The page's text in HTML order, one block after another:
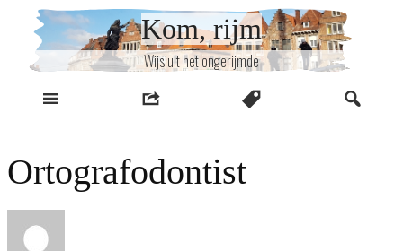
inhoud
Kom, rijm
Wijs uit het ongerijmde
Ortografodontist